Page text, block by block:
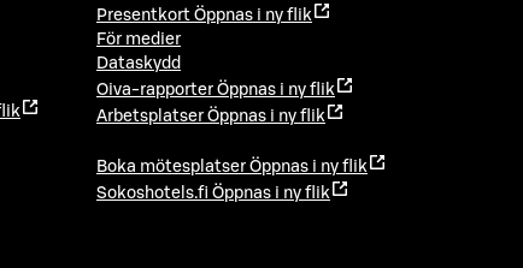
Presentkort Öppnas i ny flik
För medier
Dataskydd
Oiva-rapporter Öppnas i ny flik
Arbetsplatser Öppnas i ny flik
Boka mötesplatser Öppnas i ny flik
Sokoshotels.fi Öppnas i ny flik